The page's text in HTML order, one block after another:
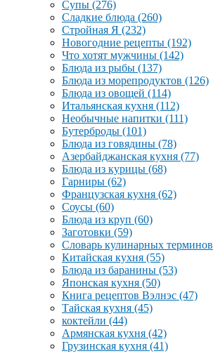
Супы (276)
Сладкие блюда (260)
Стройная Я (232)
Новогодние рецепты (192)
Что хотят мужчины (142)
Блюда из рыбы (137)
Блюда из морепродуктов (126)
Блюда из овощей (114)
Итальянская кухня (112)
Необычные напитки (111)
Бутерброды (101)
Блюда из говядины (78)
Азербайджанская кухня (77)
Блюда из курицы (68)
Гарниры (62)
Французская кухня (62)
Соусы (60)
Блюда из круп (60)
Заготовки (59)
Словарь кулинарных терминов
Китайская кухня (55)
Блюда из баранины (53)
Японская кухня (50)
Книга рецептов Вэлнэс (47)
Тайская кухня (45)
коктейли (44)
Армянская кухня (42)
Грузинская кухня (41)